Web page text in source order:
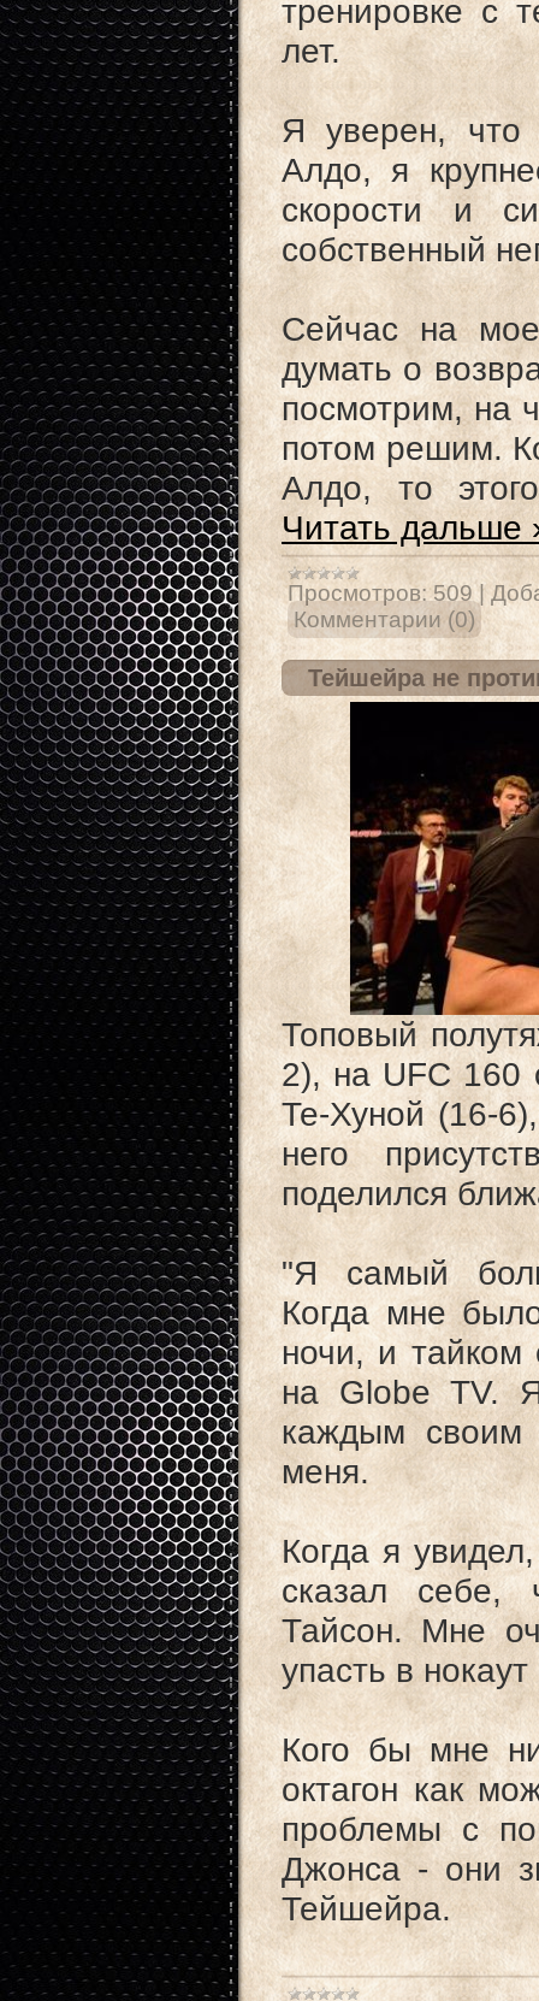
тренировке с
лет.
Я уверен, что
Алдо, я
скорости и
собственный
Сейчас на
думать о
посмотрим, на
потом решим.
Алдо, то
Читать дальше
Просмотров: 509 |
Комментарии (0)
Тейшейра не
Топовый
2), на UFC
Те-Хуной (16-
него
поделился
"Я самый
Когда мне
ночи, и тайком
на Globe TV.
каждым своим
меня.
Когда я
сказал себе,
Тайсон. Мне
упасть в
Кого бы мне
октагон как
проблемы с
Джонса - они
Тейшейра.